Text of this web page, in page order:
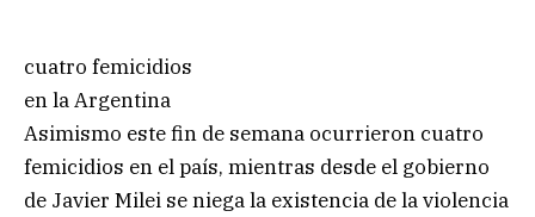
cuatro femicidios
en la Argentina
Asimismo este fin de semana ocurrieron cuatro
femicidios en el país, mientras desde el gobierno
de Javier Milei se niega la existencia de la violencia